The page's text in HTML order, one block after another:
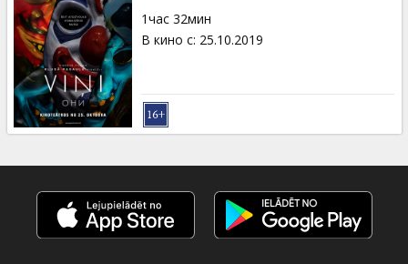
1час 32мин
В кино с: 25.10.2019